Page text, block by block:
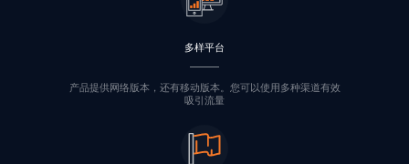
多样平台
产品提供网络版本，还有移动版本。您可以使用多种渠道有效
吸引流量